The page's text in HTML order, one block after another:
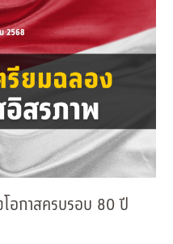
โอกาสครบรอบ 80 ปี